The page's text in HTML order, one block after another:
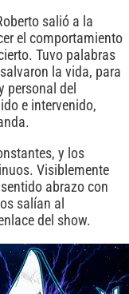
salió a la
el comportamiento
Tuvo palabras
la vida, para
personal del
e intervenido,
y los
Visiblemente
abrazo con
salían al
del show.